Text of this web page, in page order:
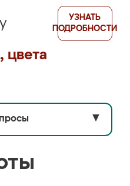
УЗНАТЬ
ПОДРОБНОСТИ
▼